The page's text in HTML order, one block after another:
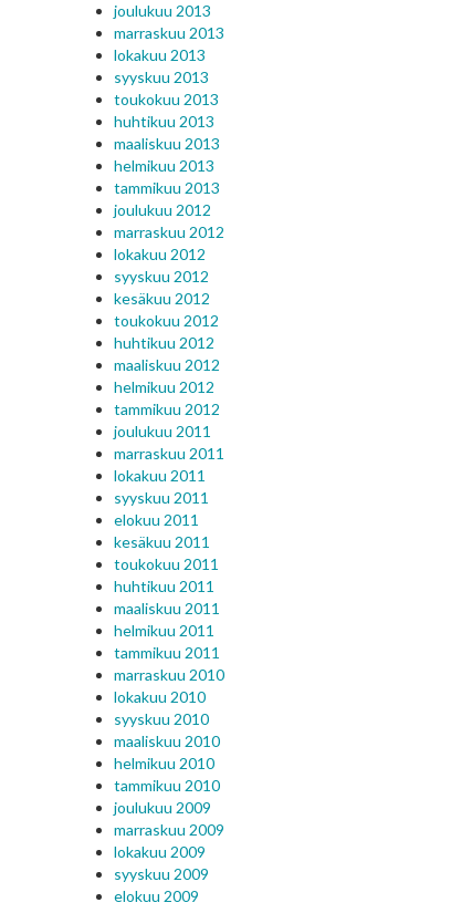
joulukuu 2013
marraskuu 2013
lokakuu 2013
syyskuu 2013
toukokuu 2013
huhtikuu 2013
maaliskuu 2013
helmikuu 2013
tammikuu 2013
joulukuu 2012
marraskuu 2012
lokakuu 2012
syyskuu 2012
kesäkuu 2012
toukokuu 2012
huhtikuu 2012
maaliskuu 2012
helmikuu 2012
tammikuu 2012
joulukuu 2011
marraskuu 2011
lokakuu 2011
syyskuu 2011
elokuu 2011
kesäkuu 2011
toukokuu 2011
huhtikuu 2011
maaliskuu 2011
helmikuu 2011
tammikuu 2011
marraskuu 2010
lokakuu 2010
syyskuu 2010
maaliskuu 2010
helmikuu 2010
tammikuu 2010
joulukuu 2009
marraskuu 2009
lokakuu 2009
syyskuu 2009
elokuu 2009